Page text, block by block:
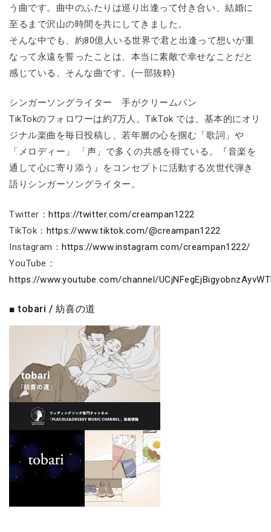
う曲です。曲中のふたりは巡り出逢って付き合い、結婚に
至るまで沢山の時間を共にしてきました。
そんな中でも、約80億人いる世界で君と出逢って想いが重
なって永遠を誓ったことは、本当に素敵で幸せなことだと
感じている、そんな曲です。(一部抜粋)
シンガーソングライター 手がクリームパン
TikTokのフォロワーは約7万人。TikTok では、基本的にオリ
ジナル楽曲を毎日投稿し、若年層の心を掴む「歌詞」や
「メロディー」 「声」で多くの共感を得ている。『音楽を
通して心に寄り添う』をコンセプトに活動する次世代弾き
語りシンガーソングライター。
Twitter：https://twitter.com/creampan1222
TikTok： https://www.tiktok.com/@creampan1222
Instagram：https://www.instagram.com/creampan1222/
YouTube：
https://www.youtube.com/channel/
■ tobari / 紡喜の道